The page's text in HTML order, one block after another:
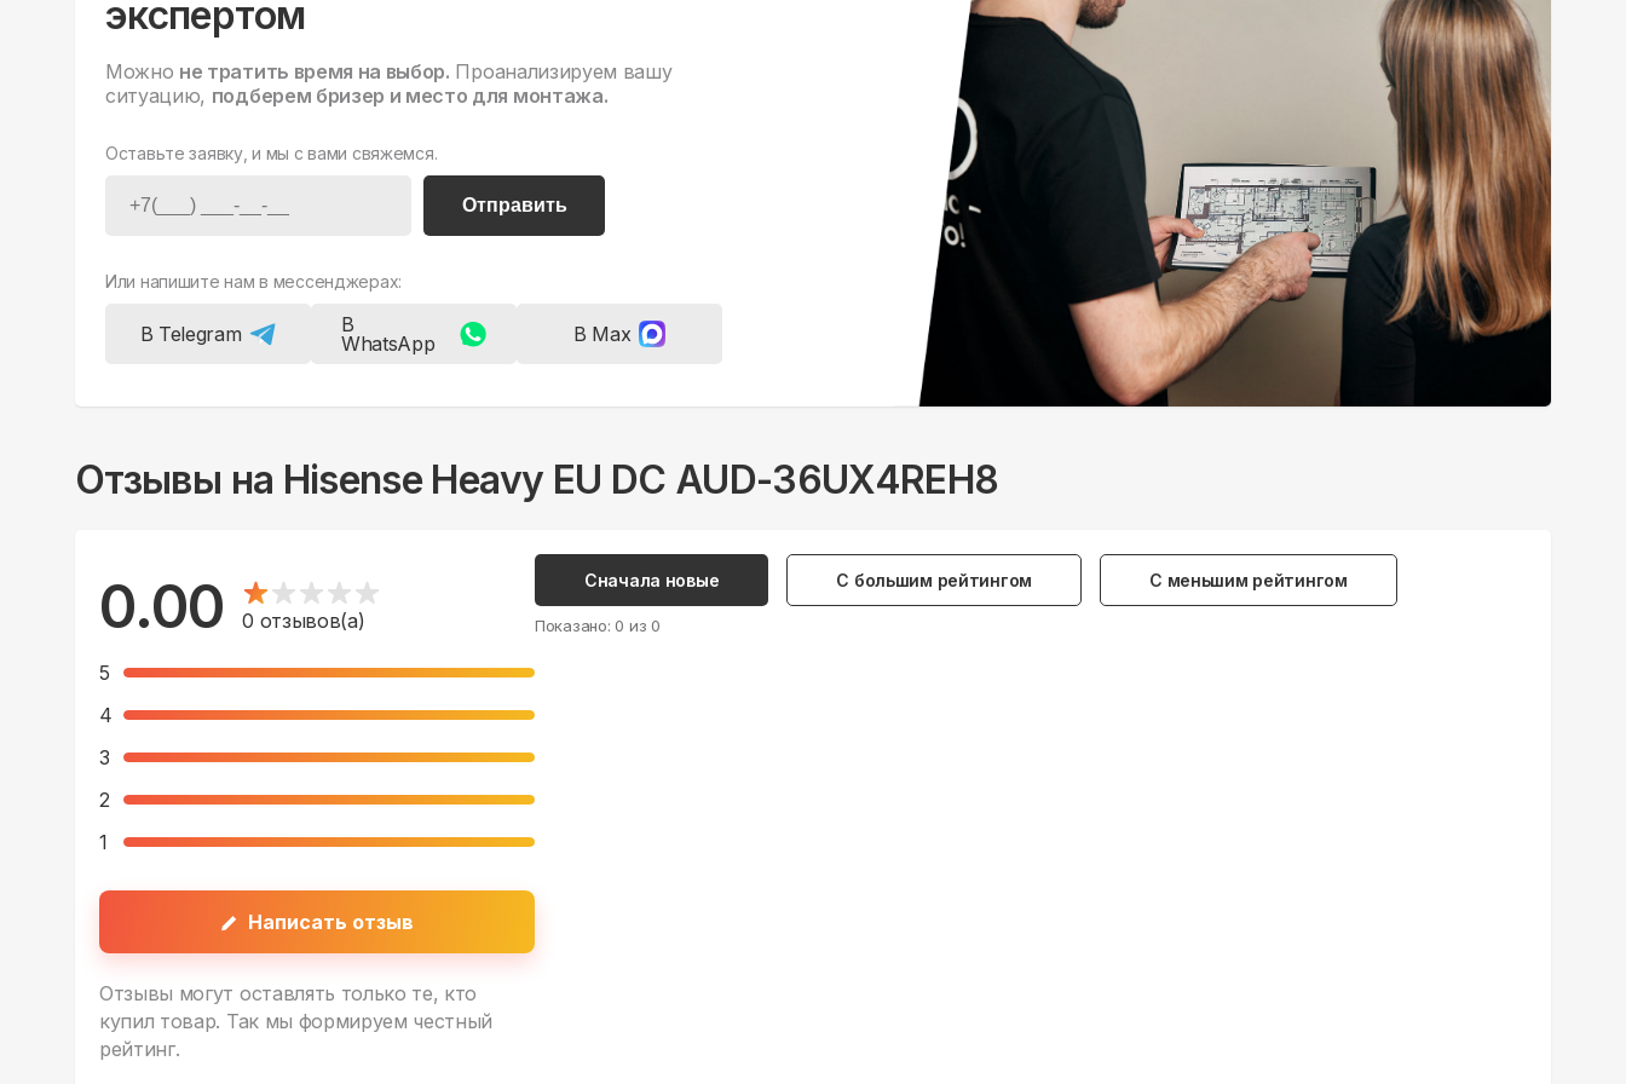
экспертом
Можно не тратить время на выбор. Проанализируем вашу
ситуацию, подберем бризер и место для монтажа.
Оставьте заявку, и мы с вами свяжемся.
Отправить
Или напишите нам в мессенджерах:
В Telegram
В
WhatsApp
В Max
Отзывы на Hisense Heavy EU DC AUD-36UX4REH8
0.00 0 отзывов(а)
5
4
3
2
1
Написать отзыв
Отзывы могут оставлять только те, кто
купил товар. Так мы формируем честный
рейтинг.
Сначала новые С большим рейтингом С меньшим рейтингом
Показано: 0 из 0